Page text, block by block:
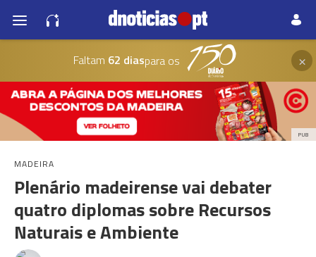
Faltam 62 diaspara os ×
PUB
MADEIRA
Plenário madeirense vai debater
quatro diplomas sobre Recursos
Naturais e Ambiente